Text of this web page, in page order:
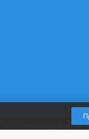
ул. Гусинобродское шоссе,